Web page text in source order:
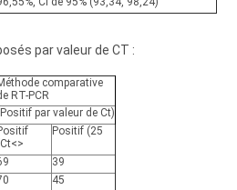
par valeur de CT :
comparative
RT-PCR
par valeur de Ct)
Positif (25
39
45